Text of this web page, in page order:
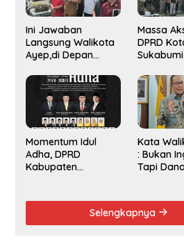
Ini Jawaban
Langsung Walikota
Ayep,di Depan
Massa
DPRD
Walikota
Momentum Idul
Adha, DPRD
Kabupaten
dan Persatuan
Kata
: Bukan
Tapi
Selengkapnya